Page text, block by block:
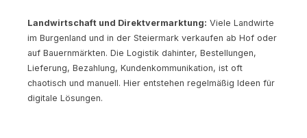
Landwirtschaft und Direktvermarktung: Viele Landwirte
im Burgenland und in der Steiermark verkaufen ab Hof oder
auf Bauernmärkten. Die Logistik dahinter, Bestellungen,
Lieferung, Bezahlung, Kundenkommunikation, ist oft
chaotisch und manuell. Hier entstehen regelmäßig Ideen für
digitale Lösungen.